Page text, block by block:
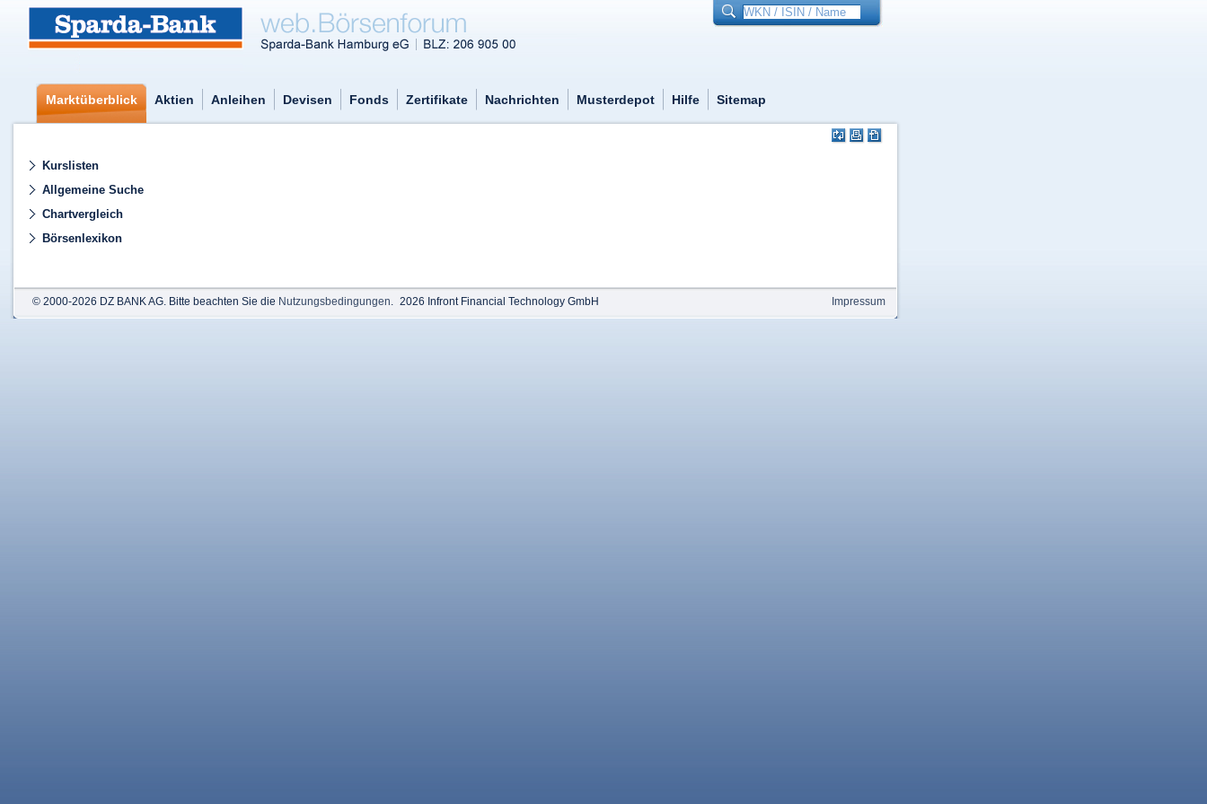
Marktüberblick Aktien Anleihen Devisen Fonds Zertifikate Nachrichten Musterdepot Hilfe Sitemap
Kurslisten
Allgemeine Suche
Chartvergleich
Börsenlexikon
© 2000-2026 DZ BANK AG. Bitte beachten Sie die Nutzungsbedingungen. 2026 Infront Financial Technology GmbH Impressum